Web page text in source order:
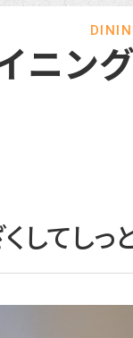
ニン
てしっと